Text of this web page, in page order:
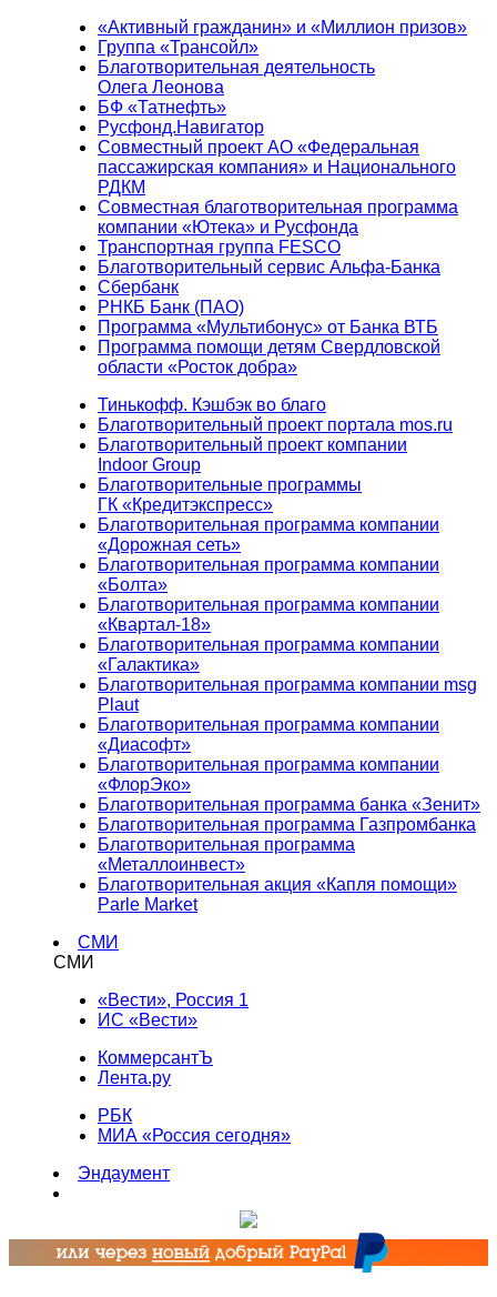
«Активный гражданин» и «Миллион призов»
Группа «Трансойл»
Благотворительная деятельность
Олега Леонова
БФ «Татнефть»
Русфонд.Навигатор
Совместный проект АО «Федеральная
пассажирская компания» и Национального
РДКМ
Совместная благотворительная программа
компании «Ютека» и Русфонда
Транспортная группа FESCO
Благотворительный сервис Альфа-Банка
Сбербанк
РНКБ Банк (ПАО)
Программа «Мультибонус» от Банка ВТБ
Программа помощи детям Свердловской
области «Росток добра»
Тинькофф. Кэшбэк во благо
Благотворительный проект портала mos.ru
Благотворительный проект компании
Indoor Group
Благотворительные программы
ГК «Кредитэкспресс»
Благотворительная программа компании
«Дорожная сеть»
Благотворительная программа компании
«Болта»
Благотворительная программа компании
«Квартал-18»
Благотворительная программа компании
«Галактика»
Благотворительная программа компании msg
Plaut
Благотворительная программа компании
«Диасофт»
Благотворительная программа компании
«ФлорЭко»
Благотворительная программа банка «Зенит»
Благотворительная программа Газпромбанка
Благотворительная программа
«Металлоинвест»
Благотворительная акция «Капля помощи»
Parle Market
СМИ
СМИ
«Вести», Россия 1
ИС «Вести»
КоммерсантЪ
Лента.ру
РБК
МИА «Россия сегодня»
Эндаумент